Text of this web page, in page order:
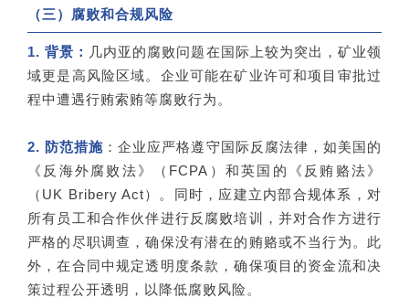
（三）腐败和合规风险
1. 背景： 几内亚的腐败问题在国际上较为突出，矿业领
域更是高风险区域。企业可能在矿业许可和项目审批过
程中遭遇行贿索贿等腐败行为。
2. 防范措施 ：企业应严格遵守国际反腐法律，如美国的
《反海外腐败法》（FCPA）和英国的《反贿赂法》
（UK Bribery Act）。同时，应建立内部合规体系，对
所有员工和合作伙伴进行反腐败培训，并对合作方进行
严格的尽职调查，确保没有潜在的贿赂或不当行为。此
外，在合同中规定透明度条款，确保项目的资金流和决
策过程公开透明，以降低腐败风险。